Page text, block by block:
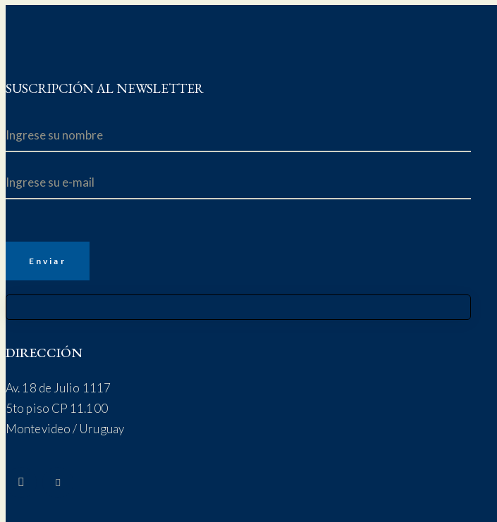
SUSCRIPCIÓN AL NEWSLETTER
DIRECCIÓN
Av. 18 de Julio 1117
5to piso CP 11.100
Montevideo / Uruguay